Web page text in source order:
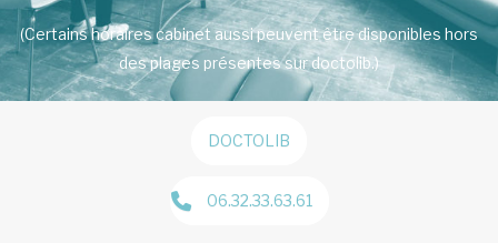
(Certains horaires cabinet aussi peuvent être disponibles hors
des plages présentes sur doctolib.)
DOCTOLIB
06.32.33.63.61